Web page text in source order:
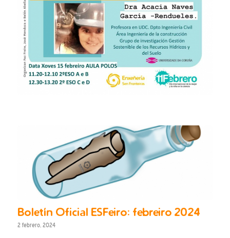
Boletín Oficial ESFeiro: febreiro 2024
2 febrero, 2024